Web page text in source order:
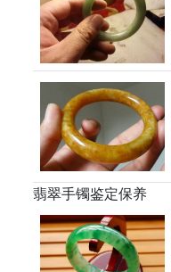
翡翠手镯鉴定保养